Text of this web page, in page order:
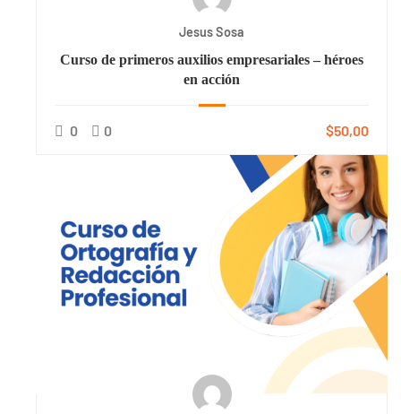
Jesus Sosa
Curso de primeros auxilios empresariales – héroes
en acción
0 0 $50,00